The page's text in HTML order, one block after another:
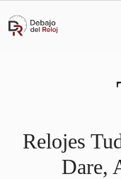
Relojes
Dare,